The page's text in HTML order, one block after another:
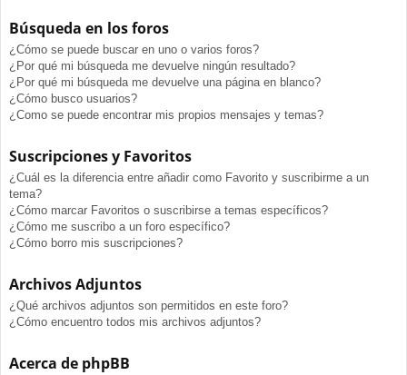
Búsqueda en los foros
¿Cómo se puede buscar en uno o varios foros?
¿Por qué mi búsqueda me devuelve ningún resultado?
¿Por qué mi búsqueda me devuelve una página en blanco?
¿Cómo busco usuarios?
¿Como se puede encontrar mis propios mensajes y temas?
Suscripciones y Favoritos
¿Cuál es la diferencia entre añadir como Favorito y suscribirme a un
tema?
¿Cómo marcar Favoritos o suscribirse a temas específicos?
¿Cómo me suscribo a un foro específico?
¿Cómo borro mis suscripciones?
Archivos Adjuntos
¿Qué archivos adjuntos son permitidos en este foro?
¿Cómo encuentro todos mis archivos adjuntos?
Acerca de phpBB